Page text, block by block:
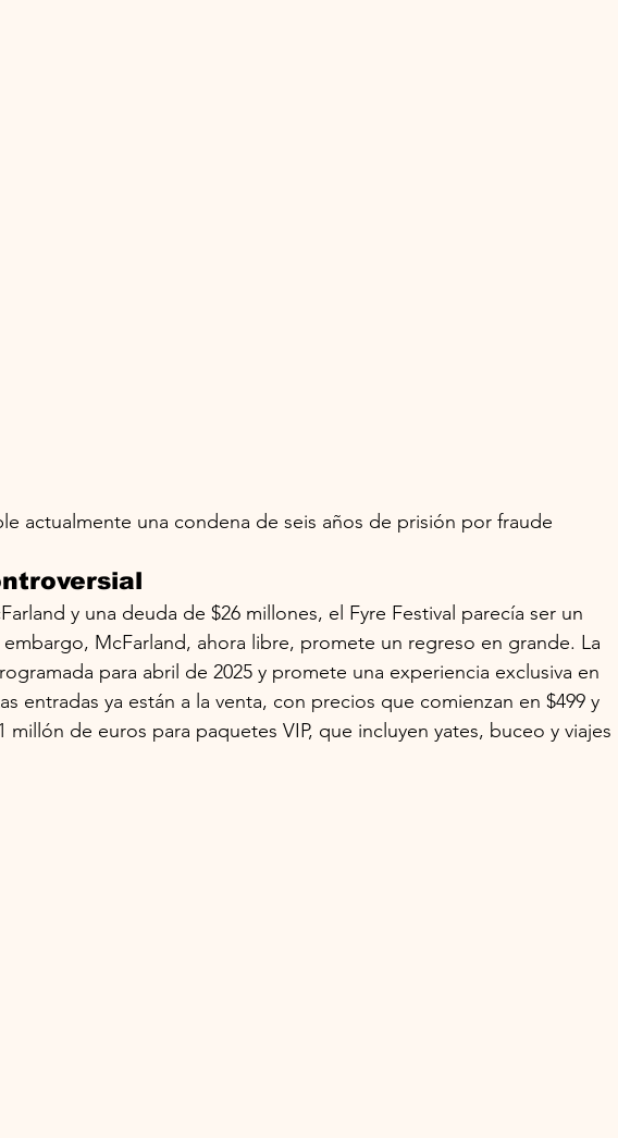
actualmente una condena de seis años de prisión por fraude
y una deuda de $26 millones, el Fyre Festival parecía ser un
McFarland, ahora libre, promete un regreso en grande. La
para abril de 2025 y promete una experiencia exclusiva en
entradas ya están a la venta, con precios que comienzan en $499 y
millón de euros para paquetes VIP, que incluyen yates, buceo y viajes